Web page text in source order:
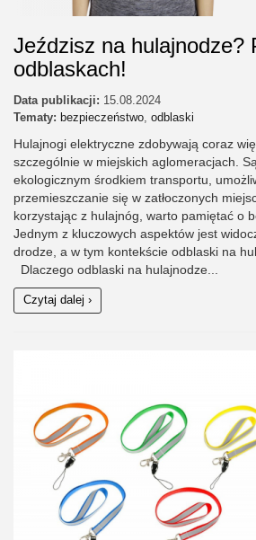
Jeździsz na hulajnodze?
odblaskach!
Data publikacji: 15.08.2024
Tematy: bezpieczeństwo, odblaski
Hulajnogi elektryczne zdobywają coraz
szczególnie w miejskich aglomeracjach.
ekologicznym środkiem transportu,
przemieszczanie się w zatłoczonych
korzystając z hulajnóg, warto pamiętać o
Jednym z kluczowych aspektów jest
drodze, a w tym kontekście odblaski na
Dlaczego odblaski na hulajnodze...
Czytaj dalej ›